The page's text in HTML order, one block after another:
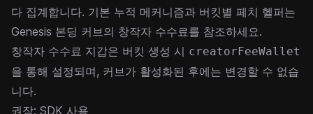
다 집계합니다. 기본 누적 메커니즘과 버킷별 페치 헬퍼는
Genesis 본딩 커브의 창작자 수수료를 참조하세요.
창작자 수수료 지갑은 버킷 생성 시 creatorFeeWallet
을 통해 설정되며, 커브가 활성화된 후에는 변경할 수 없습
니다.
권장: SDK 사용